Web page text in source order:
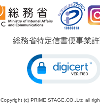
総務省特定信書便事業
Copyright (c) PRIME STAGE.CO.,Ltd all